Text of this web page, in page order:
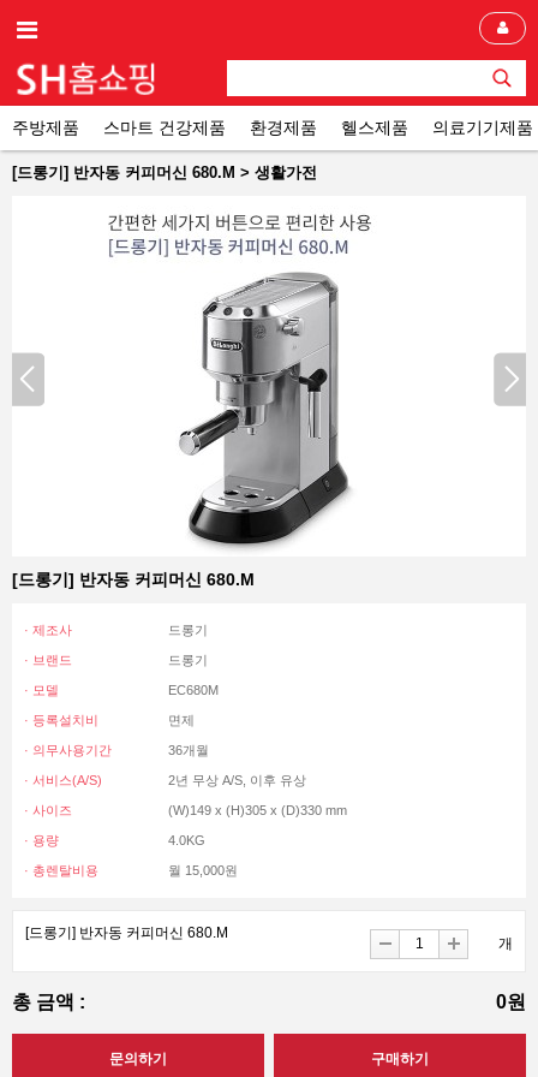
주방제품 스마트 건강제품 환경제품 헬스제품 의료기기제품
[드롱기] 반자동 커피머신 680.M > 생활가전
[드롱기] 반자동 커피머신 680.M
· 제조사 드롱기
· 브랜드 드롱기
· 모델 EC680M
· 등록설치비 면제
· 의무사용기간 36개월
· 서비스(A/S) 2년 무상 A/S, 이후 유상
· 사이즈 (W)149 x (H)305 x (D)330 mm
· 용량 4.0KG
· 총렌탈비용 월 15,000원
[드롱기] 반자동 커피머신 680.M
개
총 금액 : 0원